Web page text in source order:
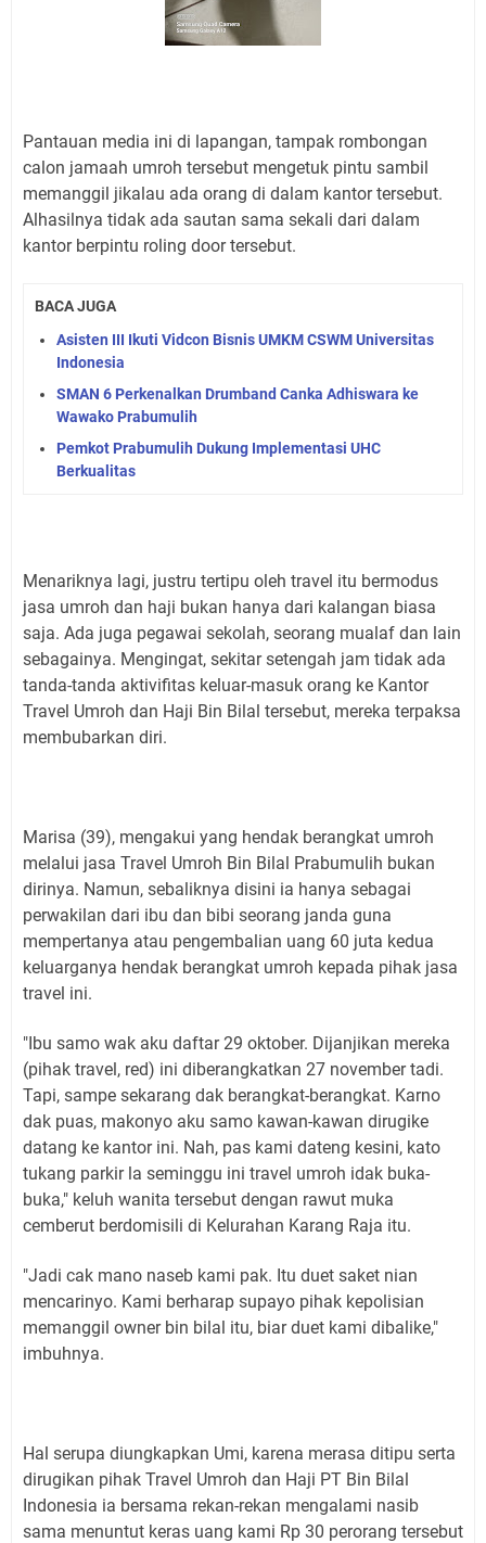
Pantauan media ini di lapangan, tampak rombongan
calon jamaah umroh tersebut mengetuk pintu sambil
memanggil jikalau ada orang di dalam kantor tersebut.
Alhasilnya tidak ada sautan sama sekali dari dalam
kantor berpintu roling door tersebut.
BACA JUGA
Asisten III Ikuti Vidcon Bisnis UMKM CSWM Universitas
Indonesia
SMAN 6 Perkenalkan Drumband Canka Adhiswara ke
Wawako Prabumulih
Pemkot Prabumulih Dukung Implementasi UHC
Berkualitas
Menariknya lagi, justru tertipu oleh travel itu bermodus
jasa umroh dan haji bukan hanya dari kalangan biasa
saja. Ada juga pegawai sekolah, seorang mualaf dan lain
sebagainya. Mengingat, sekitar setengah jam tidak ada
tanda-tanda aktivifitas keluar-masuk orang ke Kantor
Travel Umroh dan Haji Bin Bilal tersebut, mereka terpaksa
membubarkan diri.
Marisa (39), mengakui yang hendak berangkat umroh
melalui jasa Travel Umroh Bin Bilal Prabumulih bukan
dirinya. Namun, sebaliknya disini ia hanya sebagai
perwakilan dari ibu dan bibi seorang janda guna
mempertanya atau pengembalian uang 60 juta kedua
keluarganya hendak berangkat umroh kepada pihak jasa
travel ini.
"Ibu samo wak aku daftar 29 oktober. Dijanjikan mereka
(pihak travel, red) ini diberangkatkan 27 november tadi.
Tapi, sampe sekarang dak berangkat-berangkat. Karno
dak puas, makonyo aku samo kawan-kawan dirugike
datang ke kantor ini. Nah, pas kami dateng kesini, kato
tukang parkir la seminggu ini travel umroh idak buka-
buka," keluh wanita tersebut dengan rawut muka
cemberut berdomisili di Kelurahan Karang Raja itu.
"Jadi cak mano naseb kami pak. Itu duet saket nian
mencarinyo. Kami berharap supayo pihak kepolisian
memanggil owner bin bilal itu, biar duet kami dibalike,"
imbuhnya.
Hal serupa diungkapkan Umi, karena merasa ditipu serta
dirugikan pihak Travel Umroh dan Haji PT Bin Bilal
Indonesia ia bersama rekan-rekan mengalami nasib
sama menuntut keras uang kami Rp 30 perorang tersebut